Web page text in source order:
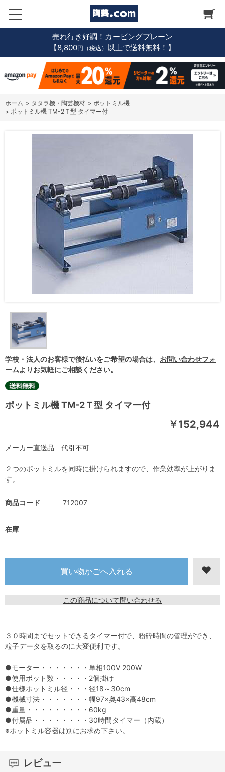
売れ行き好調！カービングプレーン
【8,800円（税込） 以上で送料無料！】
ホーム > タタラ機・陶芸機材 > ポットミル機
> ポットミル機 TM-2Ｔ型 タイマー付
ポットミル機 TM-2Ｔ型 タイマー付
￥152,944
商品コード 712007
在庫
この商品について問い合わせる
メーカー直送品 代引不可
２つのポットミルを同時に掛けられますので、作業効率が上がりま
す。
３０時間までセットできるタイマー付で、粉砕時間の管理ができ、
粒子データを取るのに大変便利です。
●モーター・・・・・・・単相100V 200W
●使用ポット数・・・・・2個掛け
●仕様ポットミル径・・・径18～30cm
●機械寸法・・・・・・・幅97×奥43×高48cm
●重量・・・・・・・・・60kg
●付属品・・・・・・・・30時間タイマー（内蔵）
※ポットミル容器は別にお求め下さい。
学校・法人のお客様で後払いをご希望の場合は、 お問い合わせフォ
ームよりお気軽にご相談ください。
レビュー